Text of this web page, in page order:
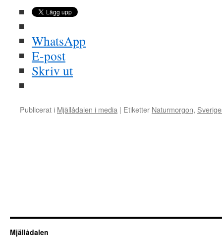
WhatsApp
E-post
Skriv ut
Publicerat i Mjällådalen i media | Etiketter Naturmorgon,
Mjällådalen